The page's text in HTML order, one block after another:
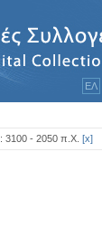
ΕΛ
: 3100 - 2050 π.Χ. [x]